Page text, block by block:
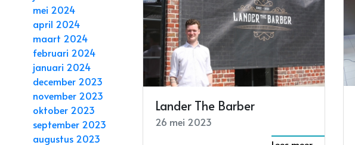
Lander The Barber
26 mei 2023
mei 2024
april 2024
maart 2024
februari 2024
januari 2024
december 2023
november 2023
oktober 2023
september 2023
augustus 2023